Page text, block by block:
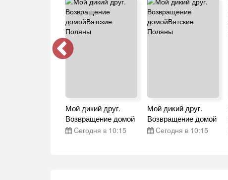
Мой дикий друг.
Возвращение домой
Cегодня в 10:15
Мой дикий друг.
Возвращение домой
Cегодня в 10:15